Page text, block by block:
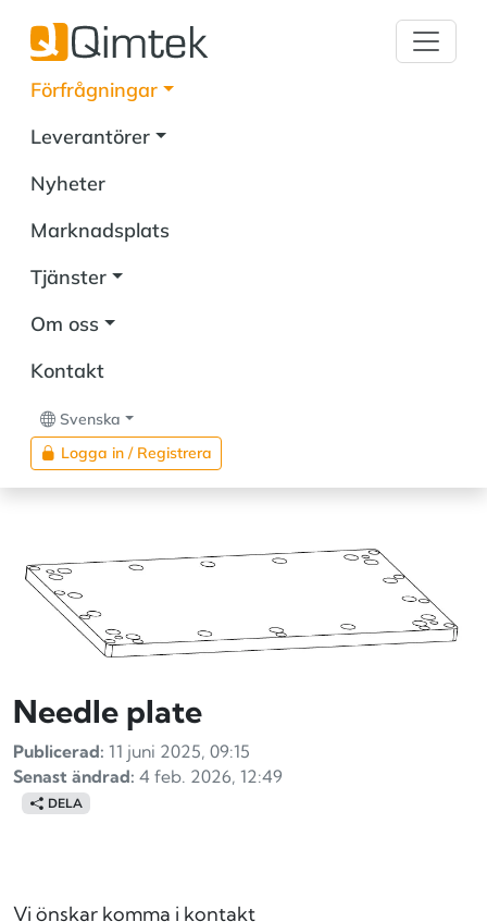
Förfrågningar
Leverantörer
Nyheter
Marknadsplats
Tjänster
Om oss
Kontakt
Svenska
Logga in / Registrera
Needle plate
Publicerad: 11 juni 2025, 09:15
Senast ändrad: 4 feb. 2026, 12:49
DELA
Vi önskar komma i kontakt